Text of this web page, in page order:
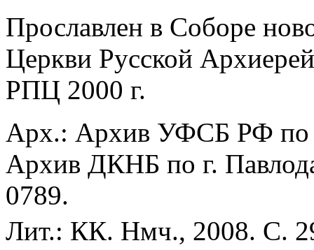
Прославлен в Соборе
Церкви Русской
РПЦ 2000 г.
Арх.: Архив УФСБ РФ по
Архив ДКНБ по г.
0789.
Лит.: КК. Нмч., 2008. С.